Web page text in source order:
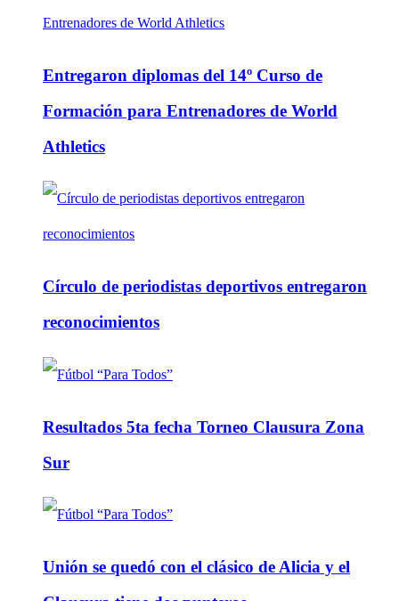
Entregaron diplomas del 14º Curso de
Formación para Entrenadores de World
Athletics
Círculo de periodistas deportivos entregaron
reconocimientos
Resultados 5ta fecha Torneo Clausura Zona
Sur
Unión se quedó con el clásico de Alicia y el